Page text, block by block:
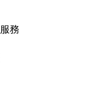
務